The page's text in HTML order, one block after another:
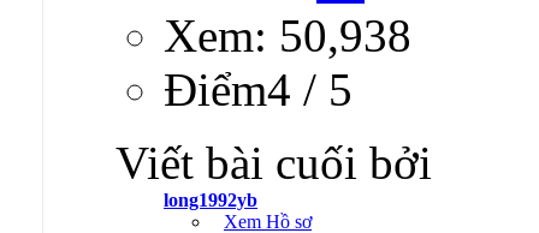
Xem: 50,938
Ðiểm4 / 5
Viết bài cuối bởi
long1992yb
Xem Hồ sơ